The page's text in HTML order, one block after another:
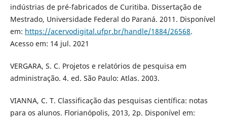
indústrias de pré-fabricados de Curitiba. Dissertação de
Mestrado, Universidade Federal do Paraná. 2011. Disponível
em: https://acervodigital.ufpr.br/handle/1884/26568.
Acesso em: 14 jul. 2021
VERGARA, S. C. Projetos e relatórios de pesquisa em
administração. 4. ed. São Paulo: Atlas. 2003.
VIANNA, C. T. Classificação das pesquisas científica: notas
para os alunos. Florianópolis, 2013, 2p. Disponível em: